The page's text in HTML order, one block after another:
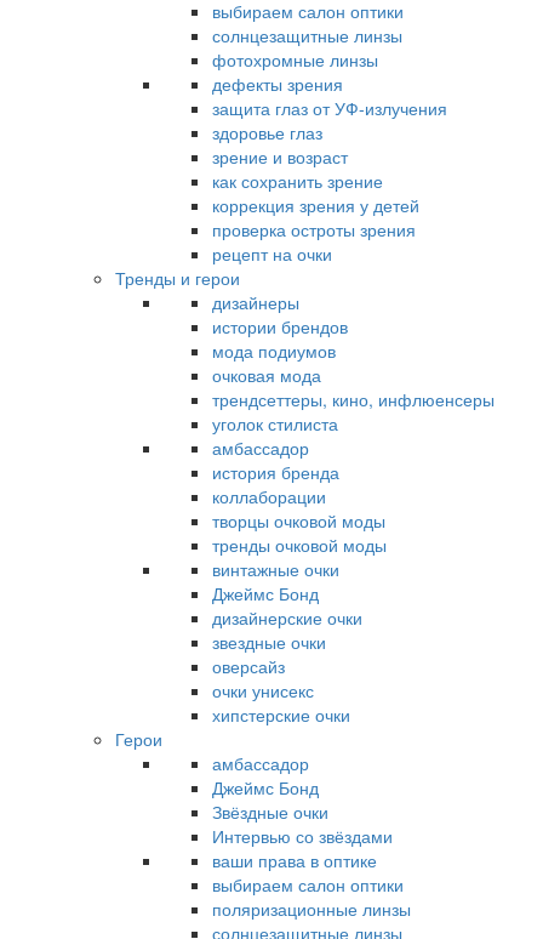
выбираем салон оптики
солнцезащитные линзы
фотохромные линзы
дефекты зрения
защита глаз от УФ-излучения
здоровье глаз
зрение и возраст
как сохранить зрение
коррекция зрения у детей
проверка остроты зрения
рецепт на очки
Тренды и герои
дизайнеры
истории брендов
мода подиумов
очковая мода
трендсеттеры, кино, инфлюенсеры
уголок стилиста
амбассадор
история бренда
коллаборации
творцы очковой моды
тренды очковой моды
винтажные очки
Джеймс Бонд
дизайнерские очки
звездные очки
оверсайз
очки унисекс
хипстерские очки
Герои
амбассадор
Джеймс Бонд
Звёздные очки
Интервью со звёздами
ваши права в оптике
выбираем салон оптики
поляризационные линзы
солнцезащитные линзы